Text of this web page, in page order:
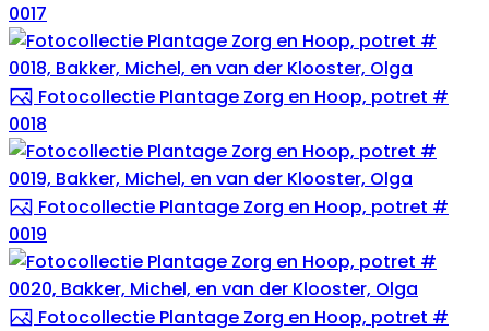
0017
Fotocollectie Plantage Zorg en Hoop, potret #
0018
Fotocollectie Plantage Zorg en Hoop, potret #
0019
Fotocollectie Plantage Zorg en Hoop, potret #